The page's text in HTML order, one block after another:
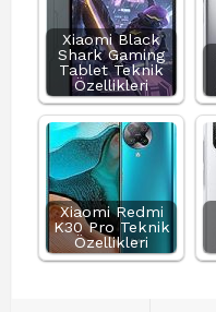
Xiaomi Black
Shark Gaming
Tablet Teknik
Özellikleri
Xiaomi Redmi
K30 Pro Teknik
Özellikleri